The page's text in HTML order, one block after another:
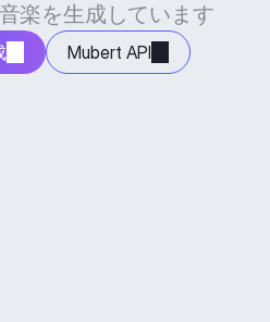
楽を生成しています
Mubert API